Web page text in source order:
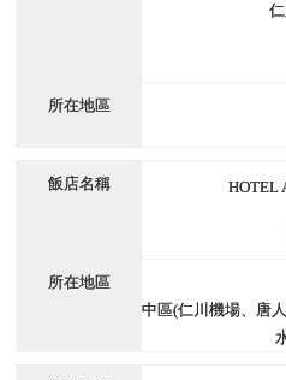
HOTEL
中區(仁川機場、唐